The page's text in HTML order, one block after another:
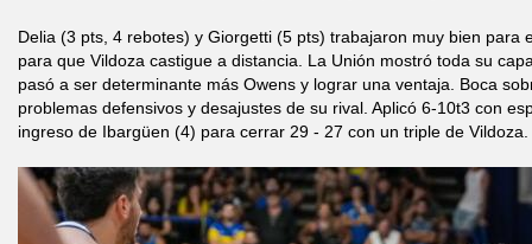
Delia (3 pts, 4 rebotes) y Giorgetti (5 pts) trabajaron muy bien para
para que Vildoza castigue a distancia. La Unión mostró toda su
pasó a ser determinante más Owens y lograr una ventaja. Boca
problemas defensivos y desajustes de su rival. Aplicó 6-10t3 con
ingreso de Ibargüen (4) para cerrar 29 - 27 con un triple de Vildoza.